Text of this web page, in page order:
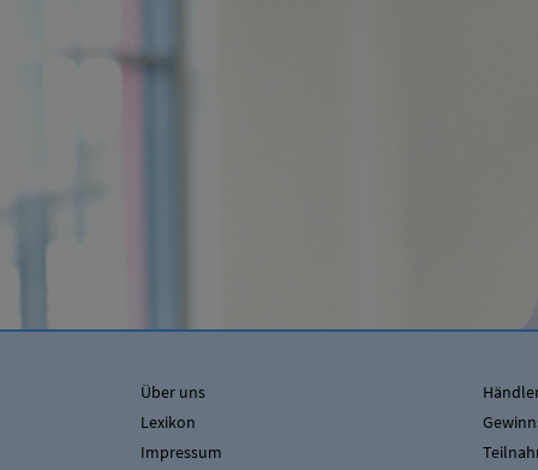
Über uns
Lexikon
Impressum